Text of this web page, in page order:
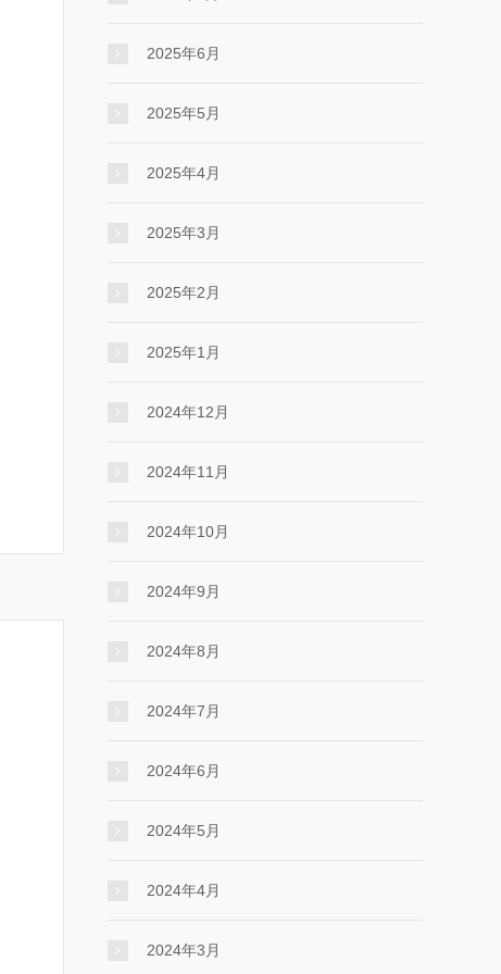
2025年6月
2025年5月
2025年4月
2025年3月
2025年2月
2025年1月
2024年12月
2024年11月
2024年10月
2024年9月
2024年8月
2024年7月
2024年6月
2024年5月
2024年4月
2024年3月